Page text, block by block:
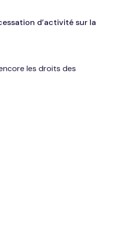
d’activité sur la
les droits des